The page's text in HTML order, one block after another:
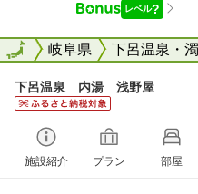
全国岐阜県 下呂温泉・
全国
下呂温泉 内湯 浅野屋
施設紹介 プラン 部屋